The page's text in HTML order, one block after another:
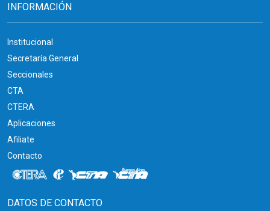
INFORMACIÓN
Institucional
Secretaría General
Seccionales
CTA
CTERA
Aplicaciones
Afiliate
Contacto
DATOS DE CONTACTO